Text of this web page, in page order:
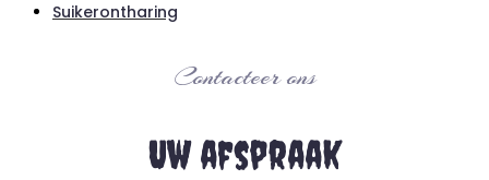
Suikerontharing
Contacteer ons
Uw afspraak